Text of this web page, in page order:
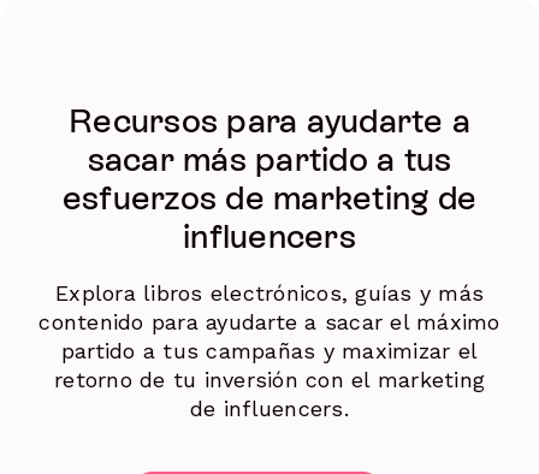
Recursos para ayudarte a
sacar más partido a tus
esfuerzos de marketing de
influencers
Explora libros electrónicos, guías y más
contenido para ayudarte a sacar el máximo
partido a tus campañas y maximizar el
retorno de tu inversión con el marketing
de influencers.